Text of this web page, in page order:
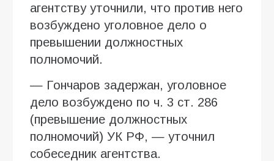
агентству уточнили, что против него
возбуждено уголовное дело о
превышении должностных
полномочий.
— Гончаров задержан, уголовное
дело возбуждено по ч. 3 ст. 286
(превышение должностных
полномочий) УК РФ, — уточнил
собеседник агентства.